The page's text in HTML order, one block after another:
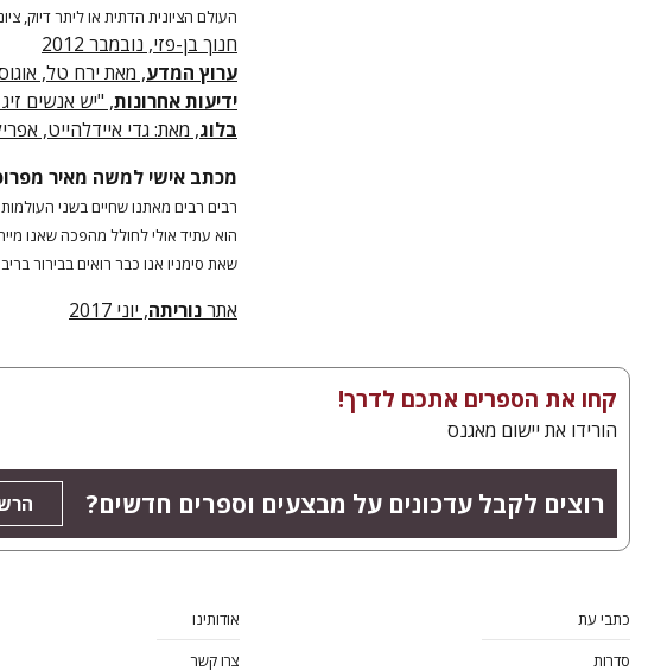
העולם הציונית הדתית או ליתר דיוק,
חנוך בן-פזי, נובמבר 2012
ערוץ המדע, מאת ירח טל, אוגוסט
ידיעות אחרונות, "יש אנשים זיג
בלוג, מאת: גדי איידלהייט, אפריל
מכתב אישי למשה מאיר
רבים רבים מאתנו שחיים בשני
הוא עתיד אולי לחולל מהפכה שאנו
שאת סימניו אנו כבר רואים בבירור
אתרנוריתה, יוני 2017
קחו את הספרים אתכם לדרך!
הורידו את יישום מאגנס
רוצים לקבל עדכונים על מבצעים וספרים חדשים?
כתבי עת
סדרות
אודותינו
צרו קשר